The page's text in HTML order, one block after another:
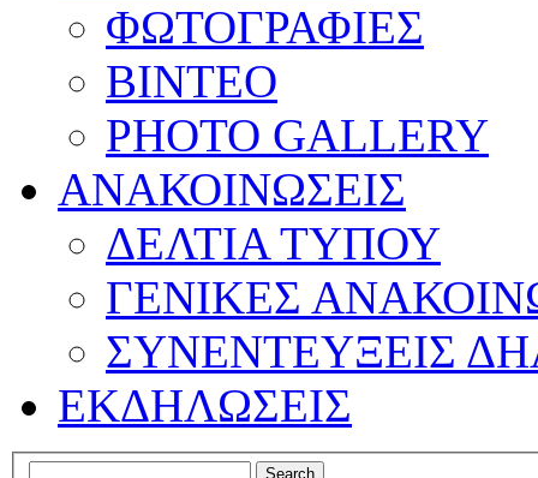
ΦΩΤΟΓΡΑΦΙΕΣ
ΒΙΝΤΕΟ
PHOTO GALLERY
ΑΝΑΚΟΙΝΩΣΕΙΣ
ΔΕΛΤΙΑ ΤΥΠΟΥ
ΓΕΝΙΚΕΣ
ΣΥΝΕΝΤΕΥΞΕΙΣ
ΕΚΔΗΛΩΣΕΙΣ